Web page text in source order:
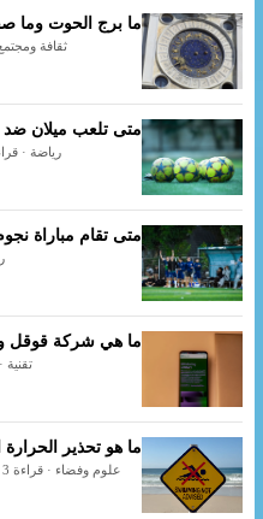
ما برج الحوت وما
ثقافة ومجتمع ·
متى تلعب ميلان ضد
رياضة · قراءة 3
متى تقام مباراة
ما هي شركة قوقل
تقنية ·
ما هو تحذير الحرارة
علوم وفضاء · قراءة 3 دقائق